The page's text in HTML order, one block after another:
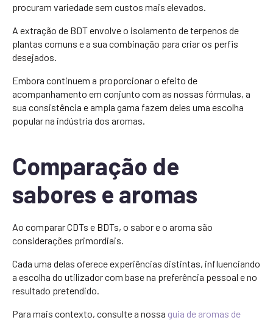
procuram variedade sem custos mais elevados.
A extração de BDT envolve o isolamento de terpenos de
plantas comuns e a sua combinação para criar os perfis
desejados.
Embora continuem a proporcionar o efeito de
acompanhamento em conjunto com as nossas fórmulas, a
sua consistência e ampla gama fazem deles uma escolha
popular na indústria dos aromas.
Comparação de
sabores e aromas
Ao comparar CDTs e BDTs, o sabor e o aroma são
considerações primordiais.
Cada uma delas oferece experiências distintas, influenciando
a escolha do utilizador com base na preferência pessoal e no
resultado pretendido.
Para mais contexto, consulte a nossa guia de aromas de